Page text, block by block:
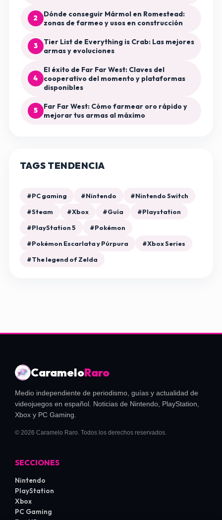
2
Dónde conseguir Mármol en Romestead:
zonas de farmeo y usos en construcción
3
Tier List de Everything is Crab: Las mejores
armas y evoluciones
4
El éxito de Far Far West: Claves del
cooperativo del momento y plataformas
disponibles
5
Far Far West: Cómo farmear oro rápido y
mejorar tus armas al máximo
TAGS TENDENCIA
#PC gaming #Nintendo
#Nintendo Switch
#Steam
#Xbox #Guía
#Playstation
#PlayStation 5
#Pokémon
#Pokémon Escarlata y Púrpura
#Xbox Series
#The legend of Zelda
CarameloRaro
Medio independiente de periodismo, guías y actualidad de
videojuegos en español. Noticias de Nintendo, PlayStation,
Xbox y PC Gaming.
© 2026 Caramelo Raro. Todos los derechos reservados.
SECCIONES
Nintendo
PlayStation
Xbox
PC Gaming